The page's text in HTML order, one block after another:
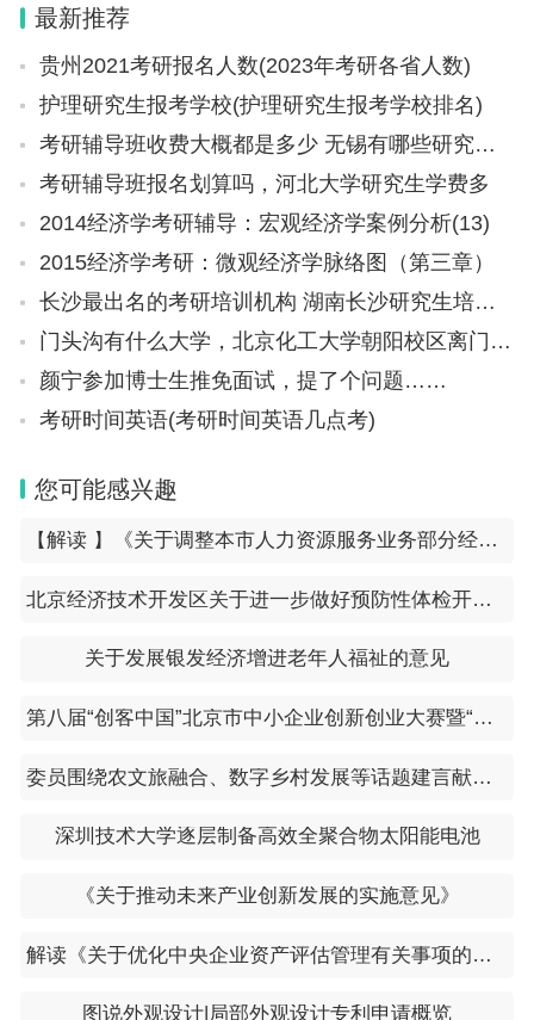
最新推荐
贵州2021考研报名人数(2023年考研各省人数)
护理研究生报考学校(护理研究生报考学校排名)
考研辅导班收费大概都是多少 无锡有哪些研究生院
考研辅导班报名划算吗，河北大学研究生学费多
2014经济学考研辅导：宏观经济学案例分析(13)
2015经济学考研：微观经济学脉络图（第三章）
长沙最出名的考研培训机构 湖南长沙研究生培训机构有哪些
门头沟有什么大学，北京化工大学朝阳校区离门头沟区有多远
颜宁参加博士生推免面试，提了个问题……
考研时间英语(考研时间英语几点考)
您可能感兴趣
【解读 】《关于调整本市人力资源服务业务部分经办政策有关问题的通知》
北京经济技术开发区关于进一步做好预防性体检开展从业人员健康检查费用减免工作的通知
关于发展银发经济增进老年人福祉的意见
第八届“创客中国”北京市中小企业创新创业大赛暨“创客北京2023”创新创业大赛参赛项目征集通知
委员围绕农文旅融合、数字乡村发展等话题建言献策 人才科技“双翼”助力乡村振兴
深圳技术大学逐层制备高效全聚合物太阳能电池
《关于推动未来产业创新发展的实施意见》
解读《关于优化中央企业资产评估管理有关事项的通知》
图说外观设计|局部外观设计专利申请概览